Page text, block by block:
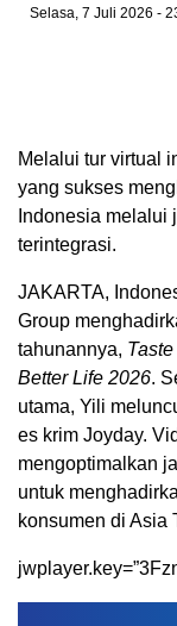
Selasa, 7 Juli 2026 -
Melalui tur virtual
yang sukses
Indonesia melalui
terintegrasi.
JAKARTA,
Group
tahunannya,
Better Life 2026.
utama, Yili
es krim Joyday.
mengoptimalkan
untuk
konsumen di Asia